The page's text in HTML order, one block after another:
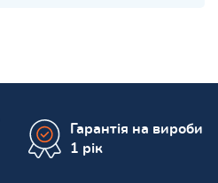
Гарантія на вироби
1 рік